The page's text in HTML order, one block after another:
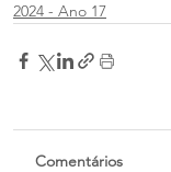
2024 - Ano 17
Comentários